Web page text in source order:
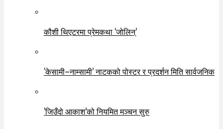
कौशी थिएटरमा प्रेमकथा ‘जोलिन्’
‘केसामी–नाम्सामी’ नाटकको पोस्टर र प्रदर्शन मिति सार्वजनिक
‘जिउँदो आकाश’को नियमित मञ्चन सुरु